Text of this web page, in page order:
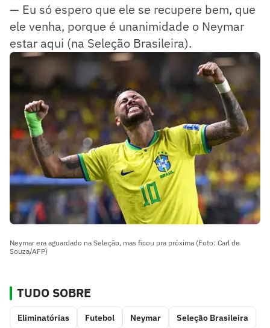
— Eu só espero que ele se recupere bem, que
ele venha, porque é unanimidade o Neymar
estar aqui (na Seleção Brasileira).
Neymar era aguardado na Seleção, mas ficou pra próxima (Foto: Carl de
Souza/AFP)
TUDO SOBRE
Eliminatórias Futebol Neymar Seleção Brasileira